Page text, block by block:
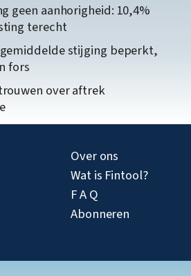
geen aanhorigheid: 10,4%
terecht
gemiddelde stijging beperkt,
fors
over aftrek
Over ons
Wat is Fintool?
F A Q
Abonneren